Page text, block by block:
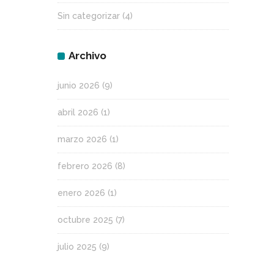
Sin categorizar (4)
Archivo
junio 2026 (9)
abril 2026 (1)
marzo 2026 (1)
febrero 2026 (8)
enero 2026 (1)
octubre 2025 (7)
julio 2025 (9)